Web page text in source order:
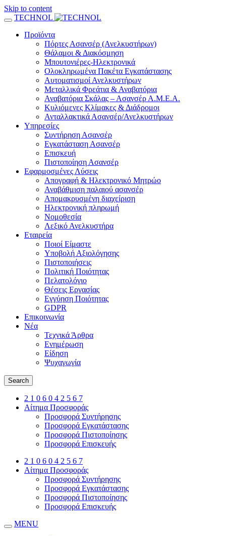
Skip to content
TECHNOL
Προϊόντα
Πόρτες Ασανσέρ (Ανελκυστήρων)
Θάλαμοι & Διακόσμηση
Μπουτονιέρες-Ηλεκτρονικά
Ολοκληρωμένα Πακέτα Εγκατάστασης
Αυτοματισμοί Ανελκυστήρων
Μεταλλικά Φρεάτια & Αναβατόρια
Αναβατόρια Σκάλας – Ασανσέρ Α.Μ.Ε.Α.
Κυλιόμενες Κλίμακες & Διάδρομοι
Ανταλλακτικά Ασανσέρ/Ανελκυστήρων
Υπηρεσίες
Συντήρηση Ασανσέρ
Εγκατάσταση Ασανσέρ
Επισκευή
Πιστοποίηση Ασανσέρ
Εφαρμοσμένες Λύσεις
Απογραφή & Ηλεκτρονικό Μητρώο
Αναβάθμιση παλαιού ασανσέρ
Απομακρυσμένη διαχείριση
Ηλεκτρονική πληρωμή
Νομοθεσία
Λεξικό Ανελκυστήρα
Εταιρεία
Ποιοί Είμαστε
Υποβολή Αξιολόγησης
Πιστοποιήσεις
Πολιτική Ποιότητας
Πελατολόγιο
Θέσεις Εργασίας
Εγγύηση Ποιότητας
GDPR
Επικοινωνία
Νέα
Τεχνικά Άρθρα
Ενημέρωση
Είδηση
Ψυχαγωγία
Search
2 1 0 6 0 4 2 5 6 7
Αίτημα Προσφοράς
Προσφορά Συντήρησης
Προσφορά Εγκατάστασης
Προσφορά Πιστοποίησης
Προσφορά Επισκευής
2 1 0 6 0 4 2 5 6 7
Αίτημα Προσφοράς
Προσφορά Συντήρησης
Προσφορά Εγκατάστασης
Προσφορά Πιστοποίησης
Προσφορά Επισκευής
MENU